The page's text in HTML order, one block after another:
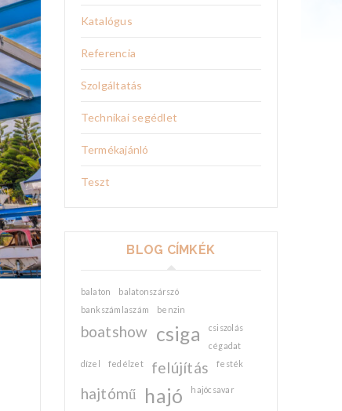
Katalógus
Referencia
Szolgáltatás
Technikai segédlet
Termékajánló
Teszt
BLOG CÍMKÉK
balaton
balatonszárszó
bankszámlaszám
benzin
boatshow csiga
csiszolás
cégadat
dízel
fedélzet felújítás festék
hajtómű hajó hajócsavar